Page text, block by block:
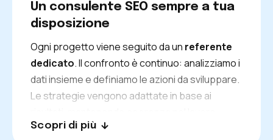
Un consulente SEO sempre a tua
disposizione
Ogni progetto viene seguito da un referente
dedicato. Il confronto è continuo: analizziamo i
dati insieme e definiamo le azioni da sviluppare.
Le strategie vengono adattate in base ai
Scopri di più